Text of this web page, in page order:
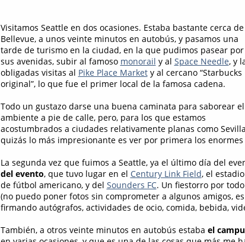
Visitamos Seattle en dos ocasiones. Estaba bastante cerca de
Bellevue, a unos veinte minutos en autobús, y pasamos una
tarde de turismo en la ciudad, en la que pudimos pasear por
sus avenidas, subir al famoso monorail y al Space Needle, y
obligadas visitas al Pike Place Markety al cercano “Starbucks
original”, lo que fue el primer local de la famosa cadena.
Todo un gustazo darse una buena caminata para saborear el
ambiente a pie de calle, pero, para los que estamos
acostumbrados a ciudades relativamente planas como
quizás lo más impresionante es ver por primera los
La segunda vez que fuimos a Seattle, ya el último día del
del evento, que tuvo lugar en el Century Link Field, el
de fútbol americano, y del Sounders FC. Un fiestorro por
(no puedo poner fotos sin comprometer a algunos amigos,
firmando autógrafos, actividades de ocio, comida, bebida,
También, a otros veinte minutos en autobús estaba el